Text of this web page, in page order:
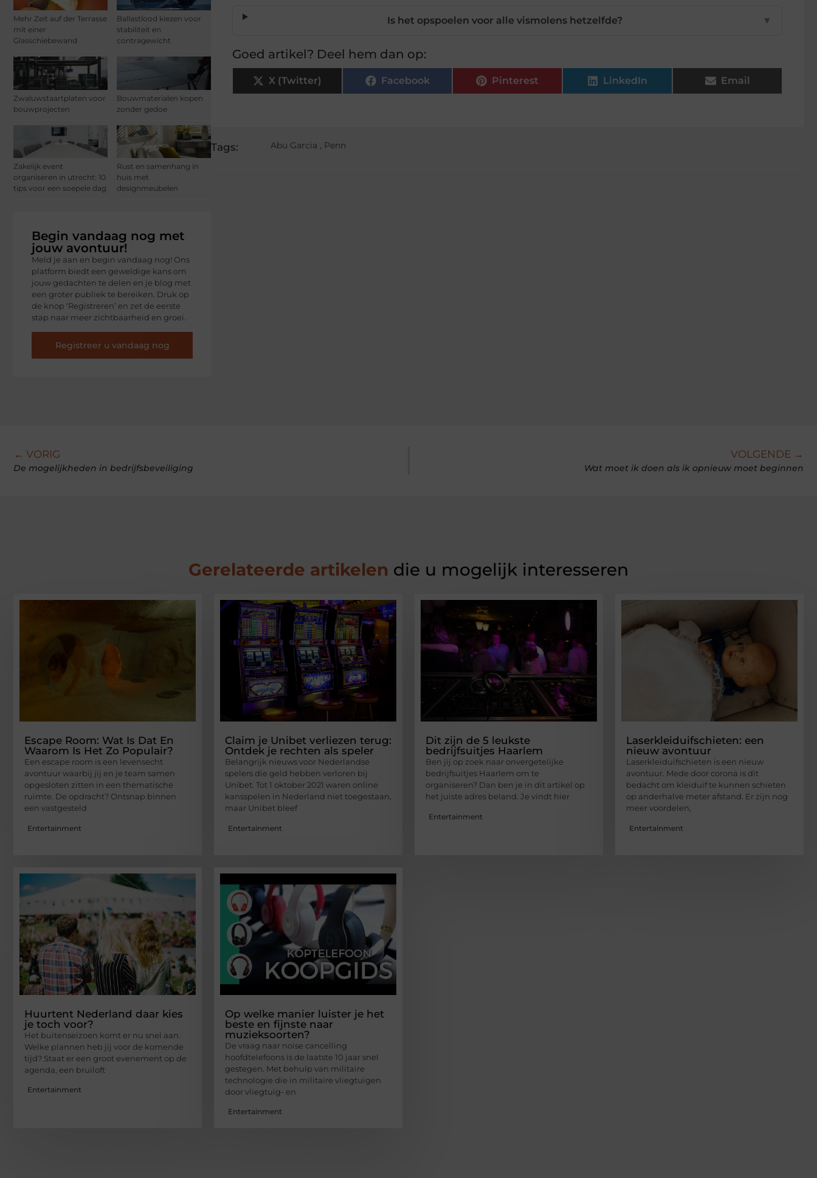
Mehr Zeit auf der Terrasse
mit einer
Glasschiebewand
Ballastlood kiezen voor
stabiliteit en
contragewicht
Zwaluwstaartplaten voor
bouwprojecten
Bouwmaterialen kopen
zonder gedoe
Zakelijk event
organiseren in utrecht: 10
tips voor een soepele dag
Rust en samenhang in
huis met
designmeubelen
Begin vandaag nog met
jouw avontuur!
Meld je aan en begin vandaag nog! Ons
platform biedt een geweldige kans om
jouw gedachten te delen en je blog met
een groter publiek te bereiken. Druk op
de knop ‘Registreren’ en zet de eerste
stap naar meer zichtbaarheid en groei.
Registreer u vandaag nog
Is het opspoelen voor alle vismolens hetzelfde? ▼
Goed artikel? Deel hem dan op:
X (Twitter) Facebook Pinterest LinkedIn Email
Tags: Abu Garcia , Penn
← VORIG
De mogelijkheden in bedrijfsbeveiliging
VOLGENDE →
Wat moet ik doen als ik opnieuw moet beginnen
Gerelateerde artikelen die u mogelijk interesseren
Escape Room: Wat Is Dat En
Waarom Is Het Zo Populair?
Een escape room is een levensecht
avontuur waarbij jij en je team samen
opgesloten zitten in een thematische
ruimte. De opdracht? Ontsnap binnen
een vastgesteld
Entertainment
Claim je Unibet verliezen terug:
Ontdek je rechten als speler
Belangrijk nieuws voor Nederlandse
spelers die geld hebben verloren bij
Unibet. Tot 1 oktober 2021 waren online
kansspelen in Nederland niet toegestaan,
maar Unibet bleef
Entertainment
Dit zijn de 5 leukste
bedrijfsuitjes Haarlem
Ben jij op zoek naar onvergetelijke
bedrijfsuitjes Haarlem om te
organiseren? Dan ben je in dit artikel op
het juiste adres beland. Je vindt hier
Entertainment
Laserkleiduifschieten: een
nieuw avontuur
Laserkleiduifschieten is een nieuw
avontuur. Mede door corona is dit
bedacht om kleiduif te kunnen schieten
op anderhalve meter afstand. Er zijn nog
meer voordelen,
Entertainment
Huurtent Nederland daar kies
je toch voor?
Het buitenseizoen komt er nu snel aan.
Welke plannen heb jij voor de komende
tijd? Staat er een groot evenement op de
agenda, een bruiloft
Entertainment
Op welke manier luister je het
beste en fijnste naar
muzieksoorten?
De vraag naar noise cancelling
hoofdtelefoons is de laatste 10 jaar snel
gestegen. Met behulp van militaire
technologie die in militaire vliegtuigen
door vliegtuig- en
Entertainment